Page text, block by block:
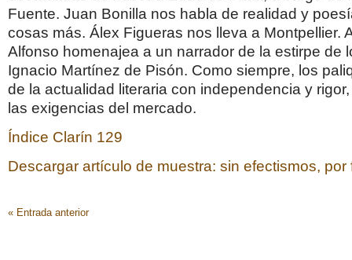
Fuente. Juan Bonilla nos habla de realidad y
cosas más. Álex Figueras nos lleva a Montpellier.
Alfonso homenajea a un narrador de la estirpe de
Ignacio Martínez de Pisón. Como siempre, los
de la actualidad literaria con independencia y
las exigencias del mercado.
Índice Clarín 129
Descargar artículo de muestra: sin efectismos, por
« Entrada anterior